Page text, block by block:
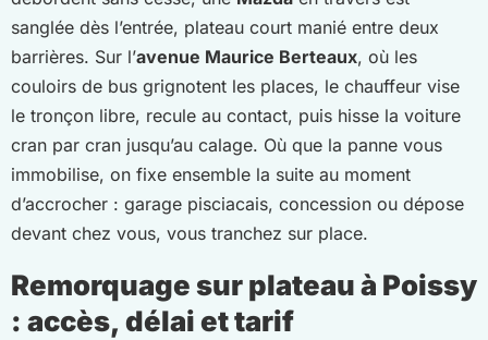
sanglée dès l’entrée, plateau court manié entre deux
barrières. Sur l’avenue Maurice Berteaux, où les
couloirs de bus grignotent les places, le chauffeur vise
le tronçon libre, recule au contact, puis hisse la voiture
cran par cran jusqu’au calage. Où que la panne vous
immobilise, on fixe ensemble la suite au moment
d’accrocher : garage pisciacais, concession ou dépose
devant chez vous, vous tranchez sur place.
Remorquage sur plateau à Poissy
: accès, délai et tarif